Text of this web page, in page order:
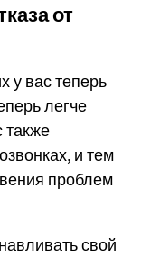
от
у вас теперь
легче
также
и тем
проблем
свой